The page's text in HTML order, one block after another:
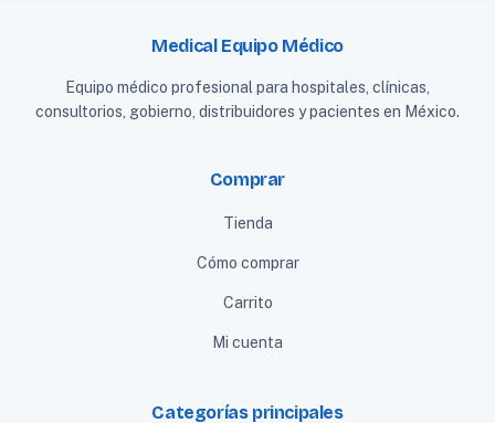
Medical Equipo Médico
Equipo médico profesional para hospitales, clínicas,
consultorios, gobierno, distribuidores y pacientes en México.
Comprar
Tienda
Cómo comprar
Carrito
Mi cuenta
Categorías principales